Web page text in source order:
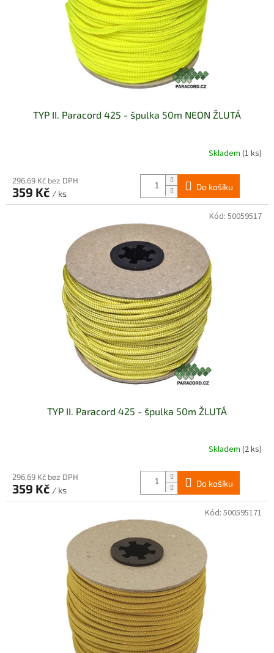
TYP II. Paracord 425 - špulka 50m NEON ŽLUTÁ
Skladem (1 ks)
296,69 Kč bez DPH
359 Kč / ks
Do košíku
TYP II. Paracord 425 - špulka 50m ŽLUTÁ
Skladem (2 ks)
296,69 Kč bez DPH
359 Kč / ks
Do košíku
Kód: 50059517
Kód: 500595171